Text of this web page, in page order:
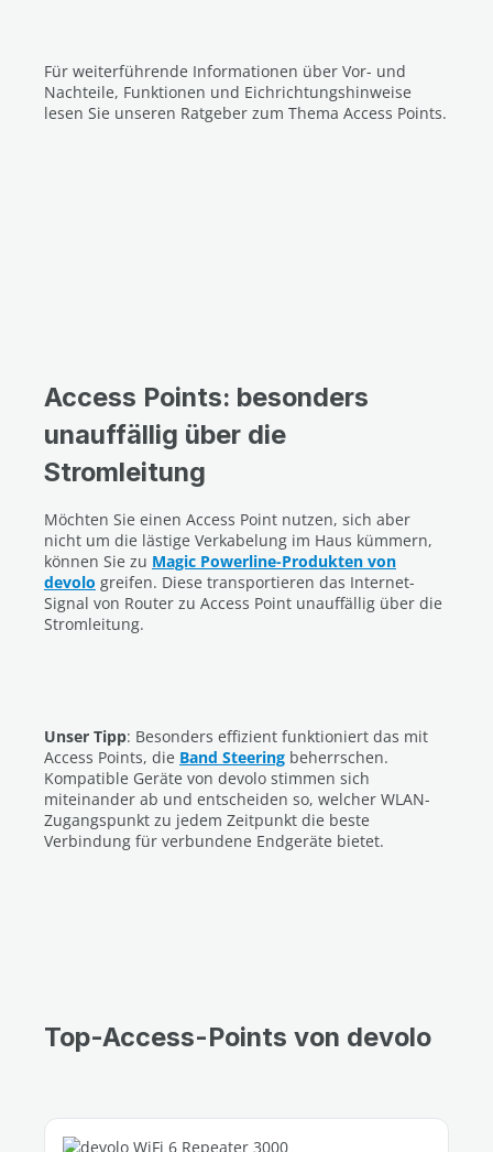
Für weiterführende Informationen über Vor- und
Nachteile, Funktionen und Eichrichtungshinweise
lesen Sie unseren Ratgeber zum Thema Access Points.
Access Points: besonders
unauffällig über die
Stromleitung
Möchten Sie einen Access Point nutzen, sich aber
nicht um die lästige Verkabelung im Haus kümmern,
können Sie zu Magic Powerline-Produkten von
devolo greifen. Diese transportieren das Internet-
Signal von Router zu Access Point unauffällig über die
Stromleitung.
Unser Tipp: Besonders effizient funktioniert das mit
Access Points, die Band Steering beherrschen.
Kompatible Geräte von devolo stimmen sich
miteinander ab und entscheiden so, welcher WLAN-
Zugangspunkt zu jedem Zeitpunkt die beste
Verbindung für verbundene Endgeräte bietet.
Top-Access-Points von devolo